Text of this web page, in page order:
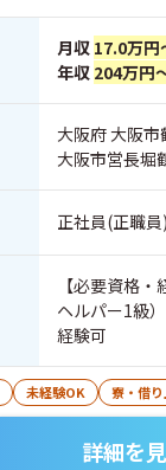
月収 17.0万円
年収 204万円
大阪府 大阪
大阪市営長堀
正社員(正職員)
【必要資格
ヘルパー1級
経験可
未経験OK 寮・借
詳細を